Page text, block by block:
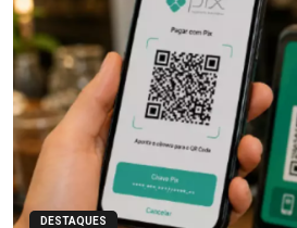
DESTAQUES